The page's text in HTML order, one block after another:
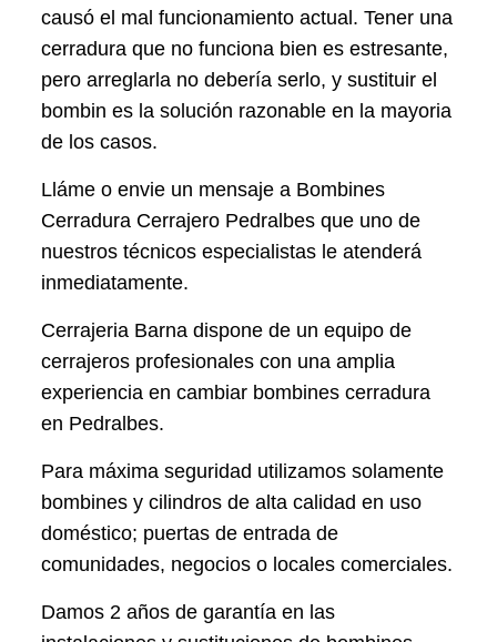
causó el mal funcionamiento actual. Tener una
cerradura que no funciona bien es estresante,
pero arreglarla no debería serlo, y sustituir el
bombin es la solución razonable en la mayoria
de los casos.
Lláme o envie un mensaje a Bombines
Cerradura Cerrajero Pedralbes que uno de
nuestros técnicos especialistas le atenderá
inmediatamente.
Cerrajeria Barna dispone de un equipo de
cerrajeros profesionales con una amplia
experiencia en cambiar bombines cerradura
en Pedralbes.
Para máxima seguridad utilizamos solamente
bombines y cilindros de alta calidad en uso
doméstico; puertas de entrada de
comunidades, negocios o locales comerciales.
Damos 2 años de garantía en las